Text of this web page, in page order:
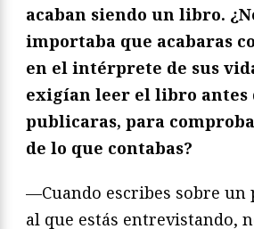
acaban siendo un libro.
importaba que acabaras
en el intérprete de sus
exigían leer el libro antes
publicaras, para
de lo que contabas?
—Cuando escribes sobre un
al que estás entrevistando,